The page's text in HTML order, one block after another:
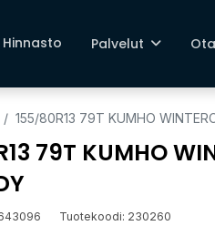
Hinnasto Palvelut
155/80R13 79T KUMHO
79T KUMHO
Tuotekoodi: 230260